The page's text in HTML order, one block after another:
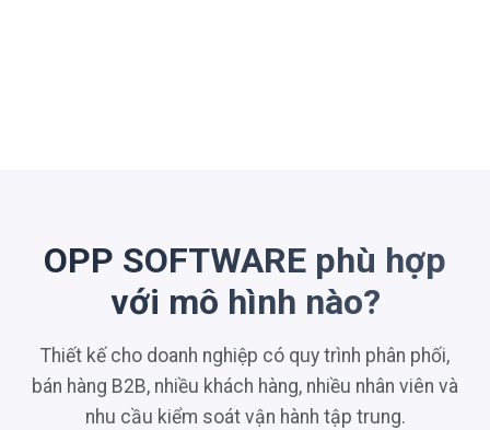
OPP SOFTWARE phù hợp
với mô hình nào?
Thiết kế cho doanh nghiệp có quy trình phân phối,
bán hàng B2B, nhiều khách hàng, nhiều nhân viên và
nhu cầu kiểm soát vận hành tập trung.